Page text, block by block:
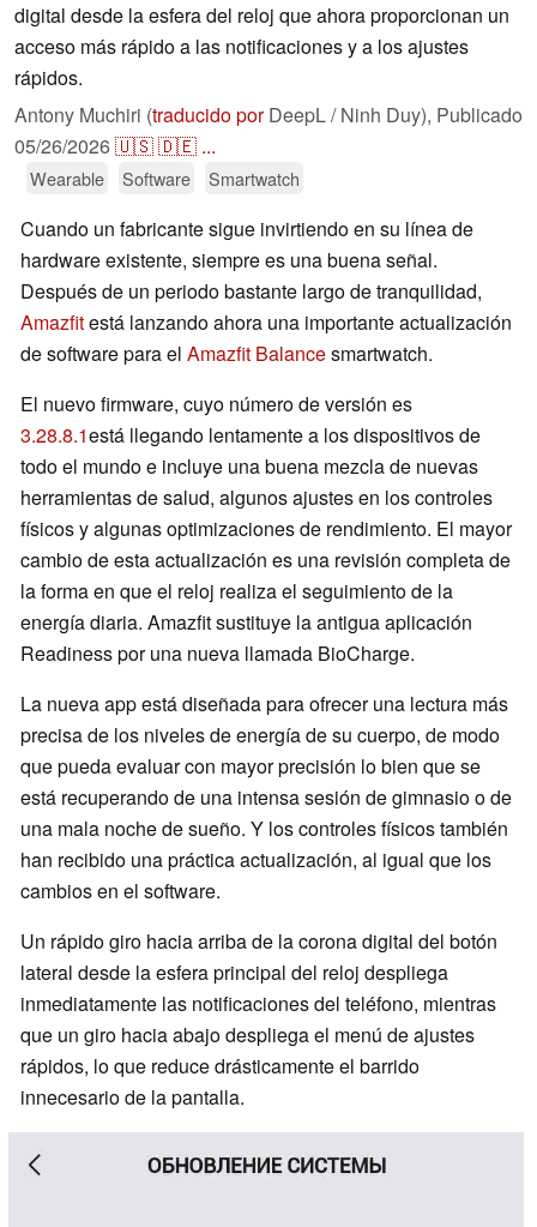
digital desde la esfera del reloj que ahora proporcionan un
acceso más rápido a las notificaciones y a los ajustes
rápidos.
Antony Muchiri (traducido porDeepL / Ninh Duy), Publicado
05/26/2026🇺🇸🇩🇪 ...
Wearable Software Smartwatch
Cuando un fabricante sigue invirtiendo en su línea de
hardware existente, siempre es una buena señal.
Después de un periodo bastante largo de tranquilidad,
Amazfitestá lanzando ahora una importante actualización
de software para el Amazfit Balancesmartwatch.
El nuevo firmware, cuyo número de versión es
3.28.8.1está llegando lentamente a los dispositivos de
todo el mundo e incluye una buena mezcla de nuevas
herramientas de salud, algunos ajustes en los controles
físicos y algunas optimizaciones de rendimiento. El mayor
cambio de esta actualización es una revisión completa de
la forma en que el reloj realiza el seguimiento de la
energía diaria. Amazfit sustituye la antigua aplicación
Readiness por una nueva llamada BioCharge.
La nueva app está diseñada para ofrecer una lectura más
precisa de los niveles de energía de su cuerpo, de modo
que pueda evaluar con mayor precisión lo bien que se
está recuperando de una intensa sesión de gimnasio o de
una mala noche de sueño. Y los controles físicos también
han recibido una práctica actualización, al igual que los
cambios en el software.
Un rápido giro hacia arriba de la corona digital del botón
lateral desde la esfera principal del reloj despliega
inmediatamente las notificaciones del teléfono, mientras
que un giro hacia abajo despliega el menú de ajustes
rápidos, lo que reduce drásticamente el barrido
innecesario de la pantalla.